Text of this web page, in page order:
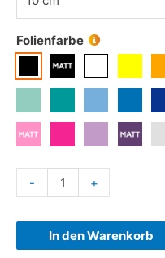
Folienfarbe
- +
In den Warenkorb